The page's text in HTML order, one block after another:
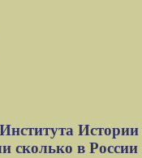
сколько в